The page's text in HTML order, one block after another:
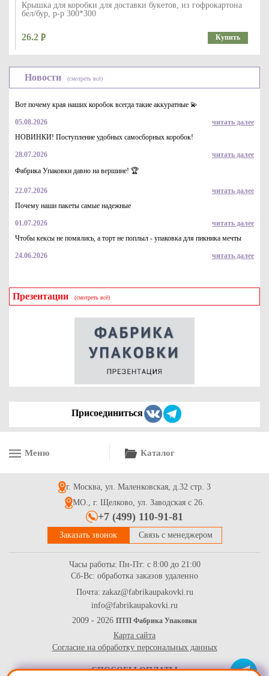
Крышка для коробки для доставки букетов, из гофрокартона
бел/бур, р-р 300*300
26.2 Купить
Коробка шляпная для доставки букетов 160*160 лавандовая
175 Купить
Коробка шляпная для доставки букетов 160*160 голубая
Коробка шляпная для доставки букетов 160*160 розовая
Коробка шляпная для доставки букетов 210*210 розовая
Новости (смотреть всё)
Вот почему края наших коробок всегда такие аккуратные 💫
05.08.2026
читать далее
НОВИНКИ! Поступление удобных самосборных коробок!
28.07.2026
читать далее
Фабрика Упаковки давно на вершине! 🏆
22.07.2026
читать далее
Почему наши пакеты самые надежные
01.07.2026
читать далее
Чтобы кексы не помялись, а торт не поплыл - упаковка для пикника мечты
24.06.2026 читать далее
Презентации (смотреть всё)
Присоединиться
Меню Каталог
г. Москва, ул. Маленковская, д.32 стр. 3
МО., г. Щелково, ул. Заводская с 26.
+7 (499) 110-91-81
Заказать звонок Связь с менеджером
Часы работы: Пн-Пт: с 8:00 до 21:00
Сб-Вс: обработка заказов удаленно
Почта: zakaz@fabrikaupakovki.ru
info@fabrikaupakovki.ru
2009 - 2026 ПТП Фабрика Упаковки
Карта сайта
Согласие на обработку персональных данных
СПОСОБЫ ОПЛАТЫ